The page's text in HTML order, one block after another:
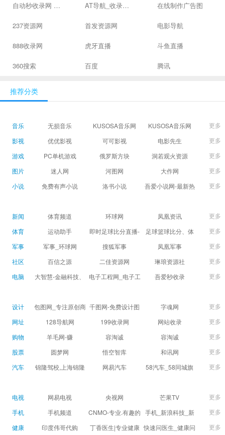
自动秒收录网 - 自动秒收录-网站收录-收录网站-网址收录-秒收录 AT导航_收录网_免费收录网站_自动收录网_秒收录 在线制作广告图
237资源网 首发资源网 电影导航
888收录网 虎牙直播 斗鱼直播
360搜索 百度 腾讯
推荐分类
音乐 无损音乐 KUSOSA音乐网 KUSOSA音乐网
更多
影视
优优影视 可可影视 电影先生
更多
游戏
PC单机游戏 俄罗斯方块 洞若观火资源
更多
图片
迷人网 河图网 大作网
更多
小说
免费有声小说 洛书小说
吾爱小说网-最新热
更多
新闻 体育频道 环球网 凤凰资讯
更多
体育
运动助手
即时足球比分直播-
精准赛程赛果及角
足球篮球比分、体
育赛果直播|让足球
更多
军事
军事_环球网 搜狐军事 凤凰军事
更多
社区
百信之源 二佳资源网 琳琅资源社
更多
电脑
大智慧-金融科技、
据,投资理财,港股,期
货,股指期货,手机炒
股,股票软件,炒股软
件，免费炒股软
软件,证
电子工程网_电子工
吾爱秒收录
收录
更多
设计
包图网_专注原创商
用设计图片下载，
千图网-免费设计图
片素材网站-正版商
字魂网
更多
网址
128导航网 199收录网 网站收录
更多
购物
羊毛网-赚 容淘诚 容淘诚
更多
股票
圆梦网 悟空智库 和讯网
更多
汽车
锦隆驾校,上海锦隆
网易汽车
58汽车_58同城旗
更多
电视 网易电视 央视网 芒果TV
更多
手机
手机频道
CNMO-专业.有趣的
科技新媒体
手机_新浪科技_新
浪网
更多
健康
印度伟哥代购
丁香医生|专业健康 快速问医生_健康问
更多